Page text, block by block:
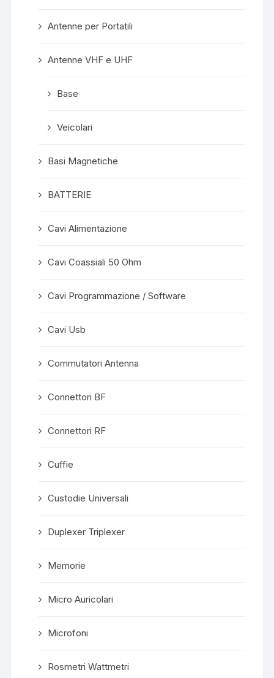
Antenne per Portatili
Antenne VHF e UHF
Base
Veicolari
Basi Magnetiche
BATTERIE
Cavi Alimentazione
Cavi Coassiali 50 Ohm
Cavi Programmazione / Software
Cavi Usb
Commutatori Antenna
Connettori BF
Connettori RF
Cuffie
Custodie Universali
Duplexer Triplexer
Memorie
Micro Auricolari
Microfoni
Rosmetri Wattmetri